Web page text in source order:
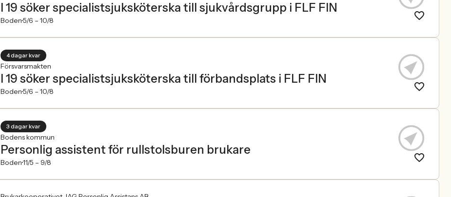
I 19 söker specialistsjuksköterska till sjukvårdsgrupp i FLF FIN
Boden5/6 – 10/8
4 dagar kvar
Försvarsmakten
I 19 söker specialistsjuksköterska till förbandsplats i FLF FIN
Boden5/6 – 10/8
3 dagar kvar
Bodens kommun
Personlig assistent för rullstolsburen brukare
Boden11/5 – 9/8